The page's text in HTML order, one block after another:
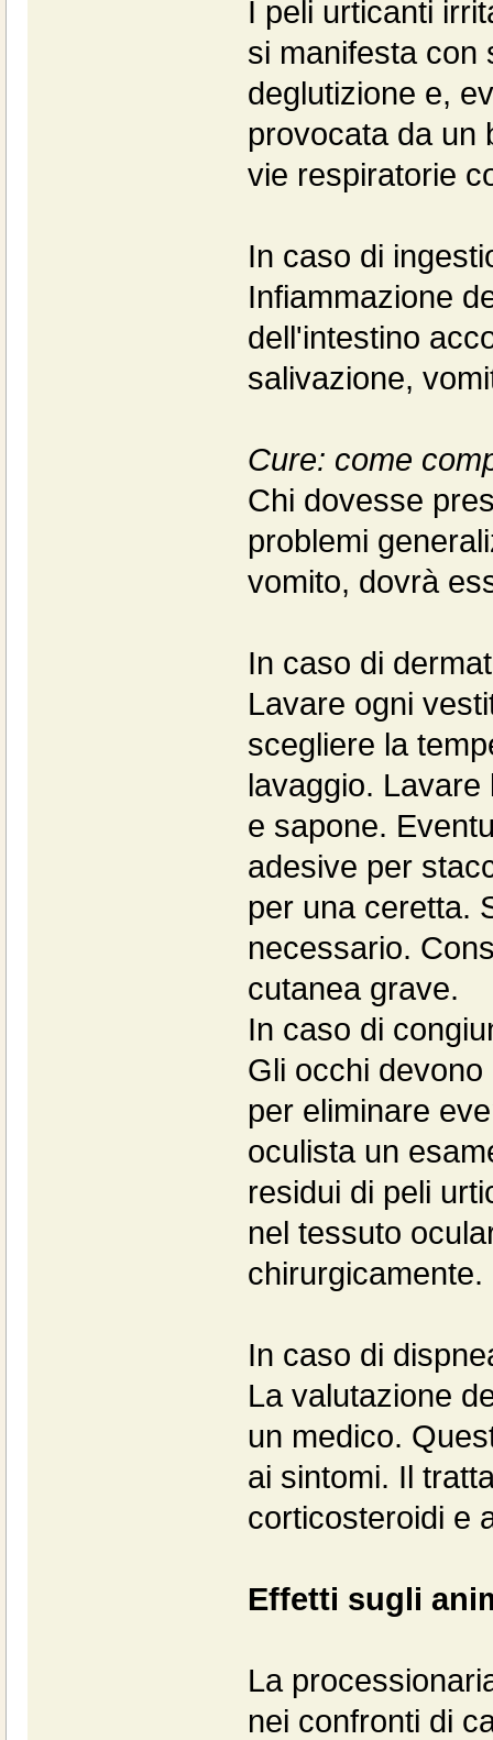
I peli urticanti
si manifesta con
deglutizione e,
provocata da un
vie respiratorie
In caso di
Infiammazione
dell'intestino
salivazione,
Cure: come
Chi dovesse
problemi
vomito, dovrà
In caso di
Lavare ogni
scegliere la
lavaggio.
e sapone.
adesive per
per una ceretta.
necessario.
cutanea grave.
In caso di
Gli occhi
per eliminare
oculista un
residui di peli
nel tessuto
chirurgicamente.
In caso di
La valutazione
un medico.
ai sintomi. Il
corticosteroidi e
Effetti sugli
La
nei confronti di